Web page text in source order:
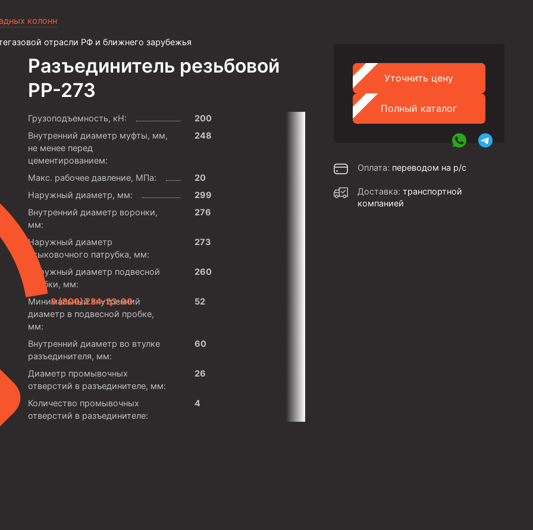
отрасли РФ и ближнего зарубежья
8 (800) 234-23-90
колонн
Разъединитель резьбовой
РР-273
Грузоподъемность, кН:
200
Внутренний диаметр муфты, мм,
не менее перед
цементированием:
248
Макс. рабочее давление, МПа:
20
Наружный диаметр, мм:
299
Внутренний диаметр воронки,
мм:
276
Наружный диаметр
стыковочного патрубка, мм:
273
Наружный диаметр подвесной
пробки, мм:
260
Минимальный внутренний
диаметр в подвесной пробке,
мм:
52
Внутренний диаметр во втулке
разъединителя, мм:
60
Диаметр промывочных
отверстий в разъединителе, мм:
26
Количество промывочных
отверстий в разъединителе:
4
Уточнить цену
Полный каталог
Оплата: переводом на р/с
Доставка: транспортной
компанией